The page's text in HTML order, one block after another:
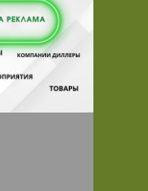
долгосрочное
всех
сайте.